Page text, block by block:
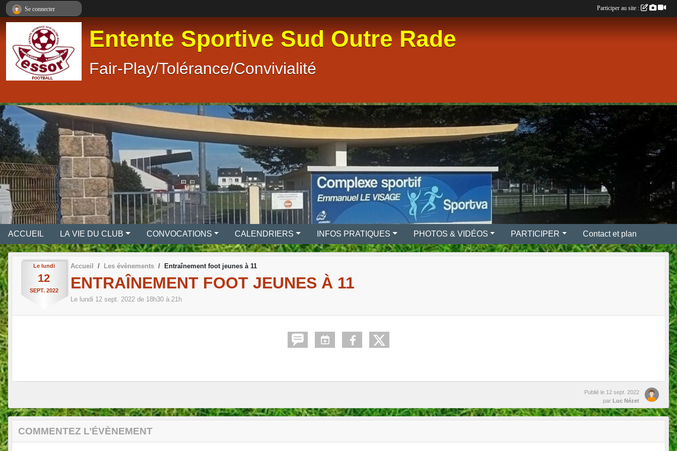
Entente Sportive Sud Outre Rade
Fair-Play/Tolérance/Convivialité
ACCUEIL LA VIE DU CLUB CONVOCATIONS CALENDRIERS INFOS PRATIQUES PHOTOS & VIDÉOS PARTICIPER Contact et plan
Le lundi
12
SEPT. 2022
Accueil Les évènements Entraînement foot jeunes à 11
ENTRAÎNEMENT FOOT JEUNES À 11
Le lundi 12 sept. 2022 de 18h30 à 21h
Publié le 12 sept. 2022
par Luc Nézet
COMMENTEZ L’ÉVÈNEMENT
Se connecter Participer au site :
Panneau de gestion des cookies